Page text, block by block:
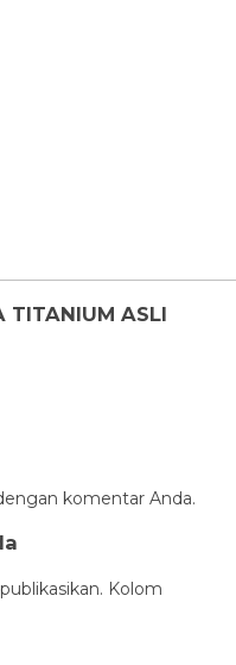
TITANIUM ASLI
komentar Anda.
Kolom